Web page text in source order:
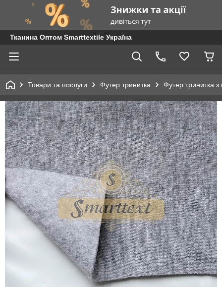
Тканина Оптом Smarttextile Україна
Товари та послуги Футер тринитка Футер тринитка